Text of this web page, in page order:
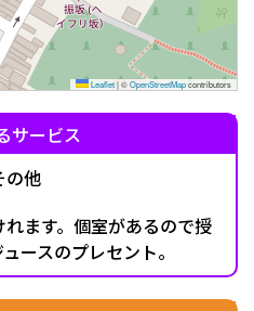
Leaflet|©OpenStreetMapcontributors
サービス
の他
ます。個室があるので授
ースのプレセント。